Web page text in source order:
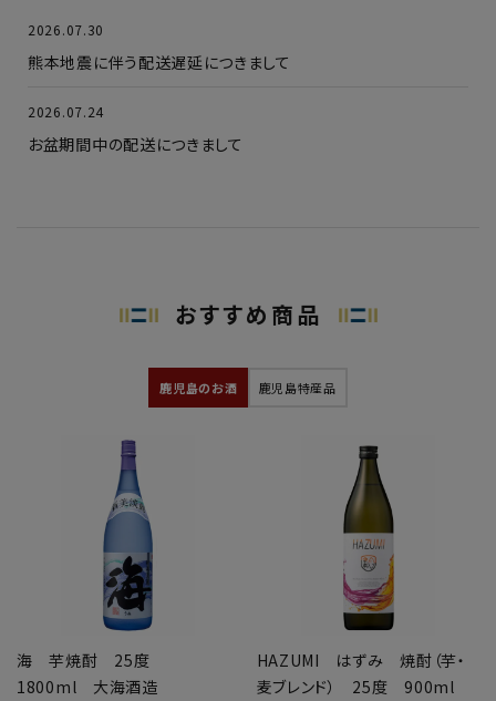
2026.07.30
熊本地震に伴う配送遅延につきまして
2026.07.24
お盆期間中の配送につきまして
おすすめ商品
鹿児島のお酒 鹿児島特産品
海 芋焼酎 25度
1800ml 大海酒造
HAZUMI はずみ 焼酎（芋・
麦ブレンド） 25度 900ml